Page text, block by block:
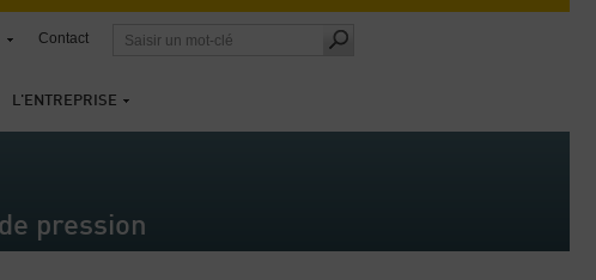
L'ENTREPRISE
Contact
pression